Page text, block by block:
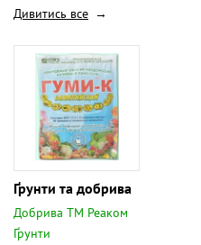
Дивитись все
Ґрунти та добрива
Добрива ТМ Реаком
Ґрунти